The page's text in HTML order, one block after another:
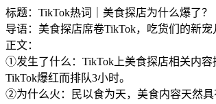
标题：TikTok热词｜美食探店为什么爆了？
导语：美食探店席卷TikTok，吃货们的新宠
正文：
①发生了什么：TikTok上美食探店相关内容
TikTok爆红而排队3小时。
②为什么火：民以食为天，美食内容天然